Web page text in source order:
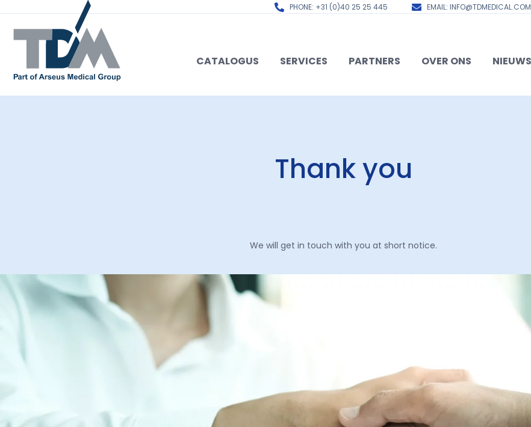
PHONE: +31 (0)40 25 25 445 EMAIL: INFO@TDMEDICAL.COM
CATALOGUS SERVICES PARTNERS OVER ONS NIEUWS
Thank you
We will get in touch with you at short notice.